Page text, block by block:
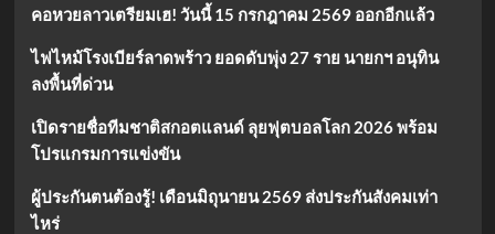
คอหวยลาวเตรียมเฮ! วันนี้ 15 กรกฎาคม 2569 ออกอีกแล้ว
ไฟไหม้โรงเบียร์ลาดพร้าว ยอดดับพุ่ง 27 ราย นายกฯ อนุทิน
ลงพื้นที่ด่วน
เปิดรายชื่อทีมชาติสกอตแลนด์ ลุยฟุตบอลโลก 2026 พร้อม
โปรแกรมการแข่งขัน
ผู้ประกันตนต้องรู้! เดือนมิถุนายน 2569 ส่งประกันสังคมเท่า
ไหร่